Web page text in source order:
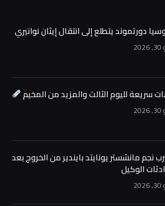
دورتموند يتطلع إلى انتقال إيثان نوانيري
سريعة لليوم الثالث والمزيد من المخيم
نجم مانشستر يونايتد بايندير من الخروج بعد
الوكيل